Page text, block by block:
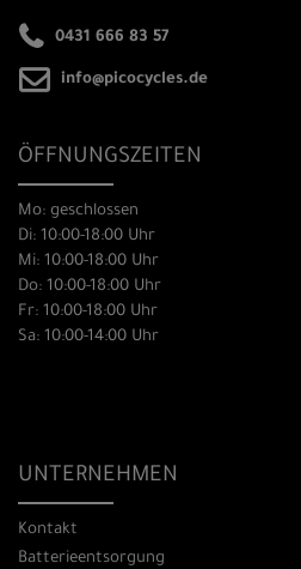
0431 666 83 57
info@picocycles.de
ÖFFNUNGSZEITEN
Mo: geschlossen
Di: 10:00-18:00 Uhr
Mi: 10:00-18:00 Uhr
Do: 10:00-18:00 Uhr
Fr: 10:00-18:00 Uhr
Sa: 10:00-14:00 Uhr
UNTERNEHMEN
Kontakt
Batterieentsorgung